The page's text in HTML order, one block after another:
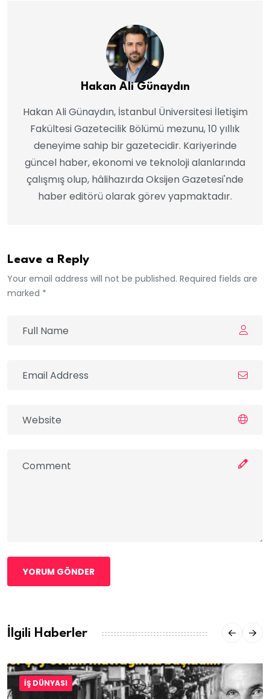
Hakan Ali Günaydın
Hakan Ali Günaydın, İstanbul Üniversitesi İletişim
Fakültesi Gazetecilik Bölümü mezunu, 10 yıllık
deneyime sahip bir gazetecidir. Kariyerinde
güncel haber, ekonomi ve teknoloji alanlarında
çalışmış olup, hâlihazırda Oksijen Gazetesi'nde
haber editörü olarak görev yapmaktadır.
Leave a Reply
Your email address will not be published. Required fields are
marked *
YORUM GÖNDER
İlgili Haberler
İŞ DÜNYASI